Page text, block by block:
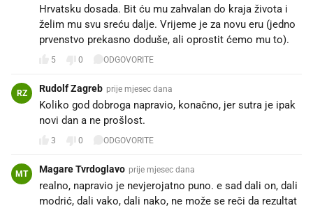
Hrvatsku dosada. Bit ću mu zahvalan do kraja života i
želim mu svu sreću dalje. Vrijeme je za novu eru (jedno
prvenstvo prekasno doduše, ali oprostit ćemo mu to).
5 0 ODGOVORITE
RZ Rudolf Zagreb prije mjesec dana
Koliko god dobroga napravio, konačno, jer sutra je ipak
novi dan a ne prošlost.
3 0 ODGOVORITE
MT Magare Tvrdoglavo prije mjesec dana
realno, napravio je nevjerojatno puno. e sad dali on, dali
modrić, dali vako, dali nako, ne može se reči da rezultat